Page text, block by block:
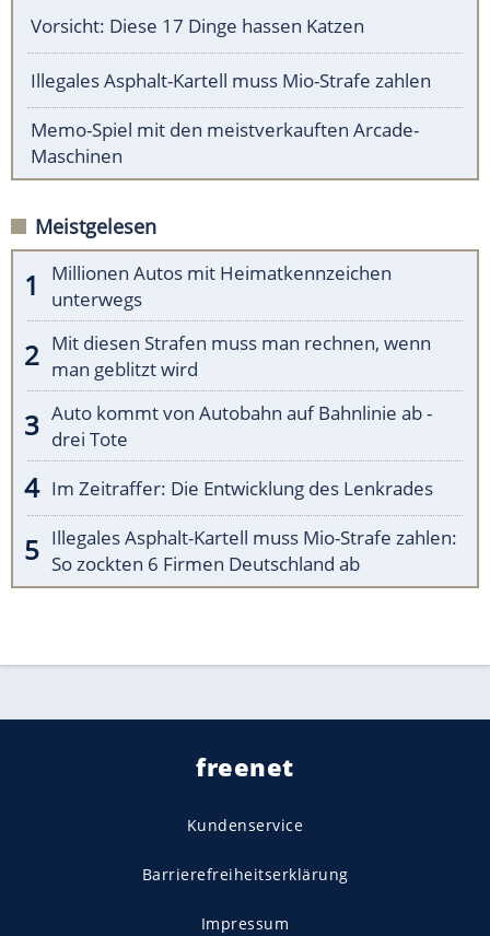
Vorsicht: Diese 17 Dinge hassen Katzen
Illegales Asphalt-Kartell muss Mio-Strafe zahlen
Memo-Spiel mit den meistverkauften Arcade-
Maschinen
Meistgelesen
Millionen Autos mit Heimatkennzeichen
unterwegs
Mit diesen Strafen muss man rechnen, wenn
man geblitzt wird
Auto kommt von Autobahn auf Bahnlinie ab -
drei Tote
Im Zeitraffer: Die Entwicklung des Lenkrades
Illegales Asphalt-Kartell muss Mio-Strafe zahlen:
So zockten 6 Firmen Deutschland ab
freenet
Kundenservice
Barrierefreiheitserklärung
Impressum